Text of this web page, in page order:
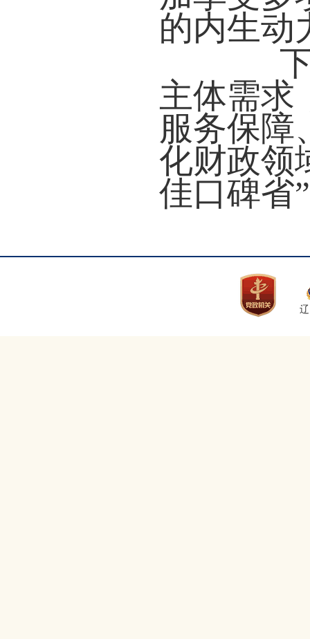
的内生动
下
主体需求
服务保障
化财政领
佳口碑省